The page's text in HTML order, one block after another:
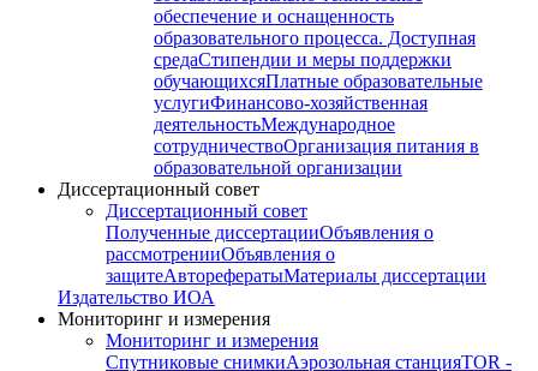
обеспечение и оснащенность
образовательного процесса. Доступная
средаСтипендии и меры поддержки
обучающихсяПлатные образовательные
услугиФинансово-хозяйственная
деятельностьМеждународное
сотрудничествоОрганизация питания в
образовательной организации
Диссертационный совет
Диссертационный совет
Полученные диссертацииОбъявления о
рассмотренииОбъявления о
защитеАвторефератыМатериалы диссертации
Издательство ИОА
Мониторинг и измерения
Мониторинг и измерения
Спутниковые снимкиАэрозольная станцияTOR -